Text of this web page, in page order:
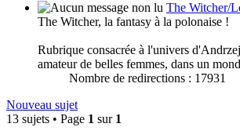
The Witcher/
The Witcher, la fantasy à la polonaise !
Rubrique consacrée à l'univers
amateur de belles femmes, dans un
Nombre de redirections : 17931
Nouveau sujet
13 sujets • Page 1 sur 1